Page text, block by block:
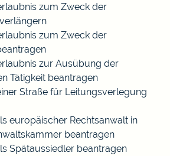
zum Zweck der
zum Zweck der
zur Ausübung der
Tätigkeit beantragen
Straße für Leitungsverlegung
europäischer Rechtsanwalt in
beantragen
Spätaussiedler beantragen